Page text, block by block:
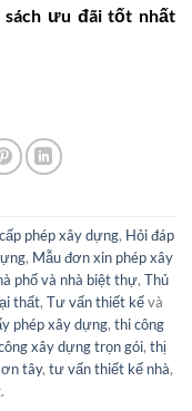
ưu đãi tốt nhất
phép xây dựng, Hỏi đáp
, Mẫu đơn xin phép xây
phố và nhà biệt thự, Thủ
thất, Tư vấn thiết kếvà
phép xây dựng, thi công
xây dựng trọn gói, thị
tây, tư vấn thiết kế nhà,
.